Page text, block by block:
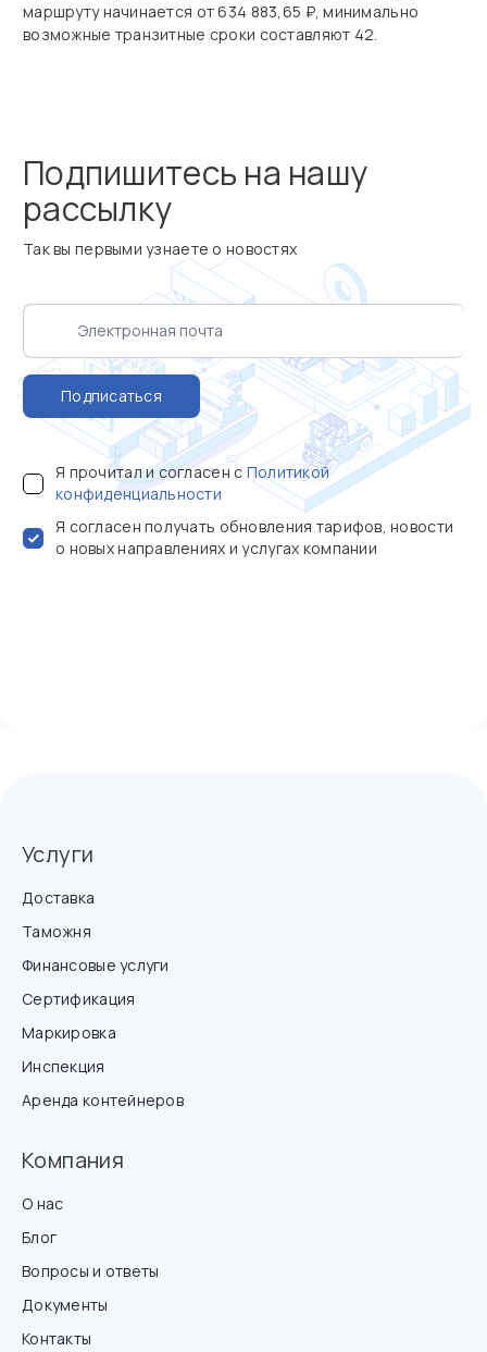
маршруту начинается от 634 883,65 ₽, минимально
возможные транзитные сроки составляют 42.
Подпишитесь на нашу
рассылку
Так вы первыми узнаете о новостях
Подписаться
Я прочитал и согласен с Политикой
конфиденциальности
Я согласен получать обновления тарифов, новости
о новых направлениях и услугах компании
Услуги
Доставка
Таможня
Финансовые услуги
Сертификация
Маркировка
Инспекция
Аренда контейнеров
Компания
О нас
Блог
Вопросы и ответы
Документы
Контакты